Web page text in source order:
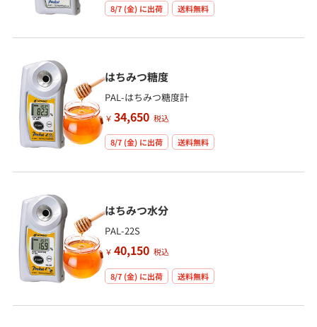
8/7 (金)に出荷 送料無料
はちみつ糖度
PAL-はちみつ糖度計
￥ 34,650 税込
8/7 (金)に出荷 送料無料
はちみつ水分
PAL-22S
￥ 40,150 税込
8/7 (金)に出荷 送料無料